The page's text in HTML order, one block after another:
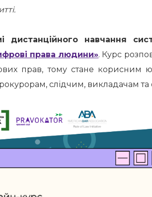
дистанційного навчання
права людини». Курс
прав, тому стане корисним
слідчим, викладачам